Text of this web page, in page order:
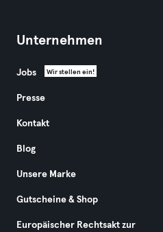
Unternehmen
Jobs Wir stellen ein!
Presse
Kontakt
Blog
Unsere Marke
Gutscheine & Shop
Europäischer Rechtsakt zur